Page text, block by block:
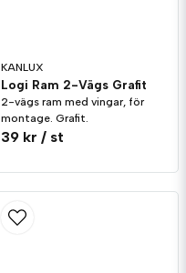
KANLUX
Logi Ram 2-Vägs Grafit
2-vägs ram med vingar, för
montage. Grafit.
39 kr / st